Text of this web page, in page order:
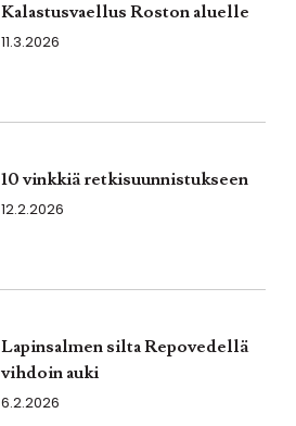
Kalastusvaellus Roston aluelle
11.3.2026
10 vinkkiä retkisuunnistukseen
12.2.2026
Lapinsalmen silta Repovedellä
vihdoin auki
6.2.2026